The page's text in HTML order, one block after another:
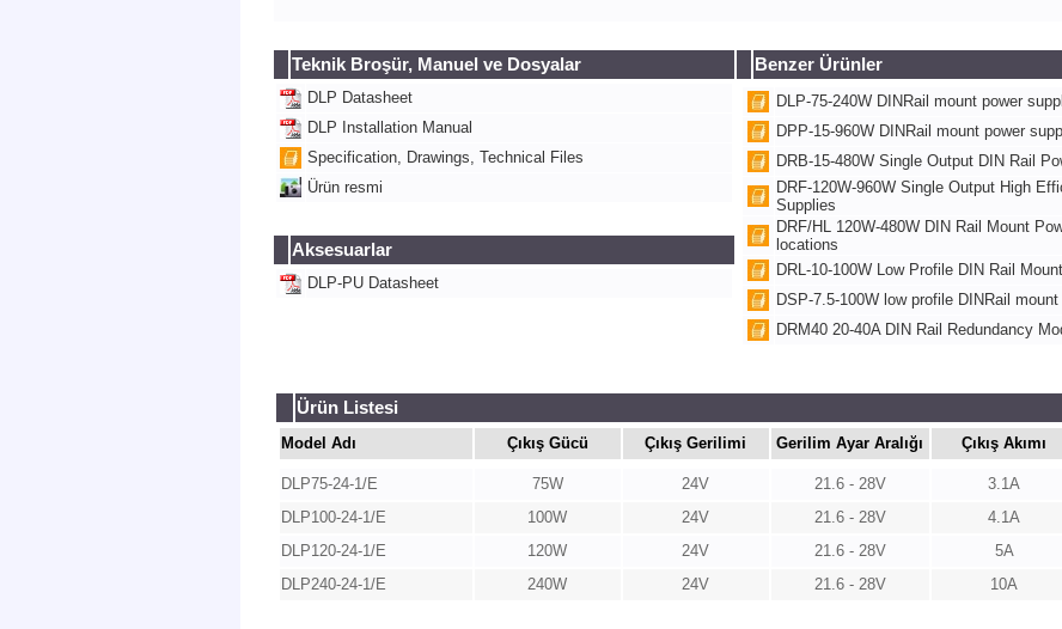
Teknik Broşür, Manuel ve Dosyalar Benzer Ürünler
DLP Datasheet
DLP Installation Manual
Specification, Drawings, Technical Files
Ürün resmi
DLP-75-240W DINRail mount power
DPP-15-960W DINRail mount power
DRB-15-480W Single Output DIN Rail
DRF-120W-960W Single Output High
Supplies
DRF/HL 120W-480W DIN Rail Mount
locations
DRL-10-100W Low Profile DIN Rail
DSP-7.5-100W low profile DINRail
DRM40 20-40A DIN Rail Redundancy
Aksesuarlar
DLP-PU Datasheet
Ürün Listesi
Model Adı Çıkış Gücü Çıkış Gerilimi Gerilim Ayar Aralığı Çıkış Akımı
DLP75-24-1/E 75W 24V 21.6 - 28V 3.1A
DLP100-24-1/E
100W 24V 21.6 - 28V 4.1A
DLP120-24-1/E
120W 24V 21.6 - 28V 5A
DLP240-24-1/E
240W 24V 21.6 - 28V 10A